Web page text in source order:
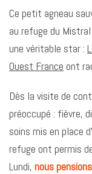
Ce petit agneau
au refuge du
une véritable star :
Ouest France ont
Dès la visite de
préoccupé : fièvre,
soins mis en place
refuge ont permis
Lundi, nous